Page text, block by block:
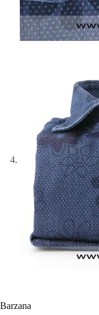
Barzana